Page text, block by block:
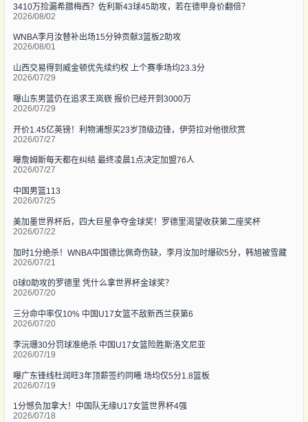
3410万捡漏希腊梅西？佐利斯43球45助攻，若在德甲身价翻倍？
2026/08/02
WNBA李月汝替补出场15分钟贡献3篮板2助攻
2026/08/01
山西交易得到威金顿优先续约权 上个赛季场均23.3分
2026/07/29
曝山东男篮仍在追求王岚嵚 报价已经开到3000万
2026/07/29
开价1.45亿英镑！利物浦想买23岁顶级边锋，伊劳拉对他很欣赏
2026/07/27
曝詹姆斯每天都在纠结 最终凌晨1点决定加盟76人
2026/07/27
中国男篮113
2026/07/25
美加墨世界杯后，四大巨星争夺金球奖！罗德里渴望收获第二座奖杯
2026/07/22
加时1分绝杀！WNBA中国德比佩奇伤缺，李月汝加时爆砍5分，韩旭被雪藏
2026/07/21
0球0助攻的罗德里 凭什么拿世界杯金球奖？
2026/07/20
三分命中率仅10% 中国U17女篮不敌新西兰获第6
2026/07/20
李沅珊30分罚球准绝杀 中国U17女篮险胜斯洛文尼亚
2026/07/19
曝广东锋线杜润旺3年顶薪签约同曦 场均仅5分1.8篮板
2026/07/19
1分憾负加拿大！中国队无缘U17女篮世界杯4强
2026/07/18